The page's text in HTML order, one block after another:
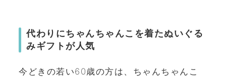
代わりにちゃんちゃんこを着たぬいぐる
みギフトが人気
今どきの若い60歳の方は、ちゃんちゃんこ